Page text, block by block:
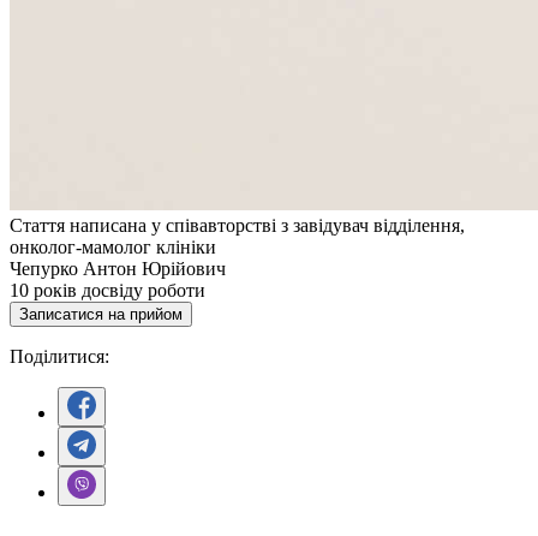
Стаття написана у співавторстві з завідувач відділення,
онколог-мамолог клініки
Чепурко Антон Юрійович
10 років досвіду роботи
Записатися на прийом
Поділитися: